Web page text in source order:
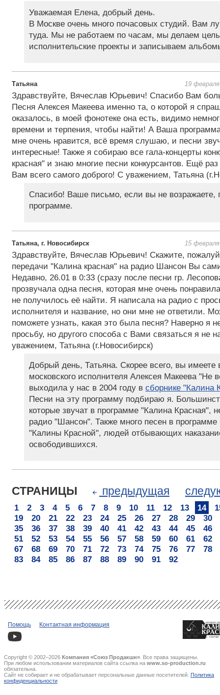
Уважаемая Елена, добрый день.
В Москве очень много почасовых студий. Вам
туда. Мы не работаем по часам, мы делаем
исполнительские проекты и записываем
Татьяна 19
Здравствуйте, Вячеслав Юрьевич! Спасибо Вам
Песня Алексея Макеева именно та, о которой я
оказалось, в моей фонотеке она есть, видимо
времени и терпения, чтобы найти! А Ваша
мне очень нравится, всё время слушаю, и песни
интересные! Также я собираю все гала-концерты
красная" и знаю многие песни конкурсантов. Ещё
Вам всего самого доброго! С уважением, Татьяна
Спасибо! Ваше письмо, если вы не возражаете,
программе.
Татьяна, г. Новосибирск 15
Здравствуйте, Вячеслав Юрьевич! Скажите,
передачи "Калина красная" на радио Шансон Вы
Недавно, 26.01 в 0:33 (сразу после песни гр.
прозвучала одна песня, которая мне очень
не получилось её найти. Я написала на радио с
исполнителя и название, но они мне не ответили.
поможете узнать, какая это была песня? Наверно я
просьбу, но другого способа с Вами связаться я не
уважением, Татьяна (г.Новосибирск)
Добрый день, Татьяна. Скорее всего, вы имеете
московского исполнителя Алексея Макеева "Не
выходила у нас в 2004 году в сборнике "Калина
Песни на эту программу подбираю я.
которые звучат в программе "Калина Красная",
радио "Шансон". Также много песен в программе
"Калины Красной", людей отбывающих
освободившихся.
СТРАНИЦЫ предыдущая
1 2 3 4 5 6 7 8 9 10 11 12 13 14
19
20 21 22 23 24 25 26 27 28 29
30
35
36 37 38 39 40 41 42 43 44 45
46
51
52 53 54 55 56 57 58 59 60 61
62
67
68 69 70 71 72 73 74 75 76 77
78
83
84 85 86 87 88 89 90 91 92
Помощь Контактная информация
Copyright © 2002–2026 Компания «Союз Продакшн» . Все права защищены.
При любом использовании материалов сайта ссылка на www.so-production.ru
обязательна.
Сайт не собирает и не обрабатывает персональные данные посетителей. Политика
конфиденциальности